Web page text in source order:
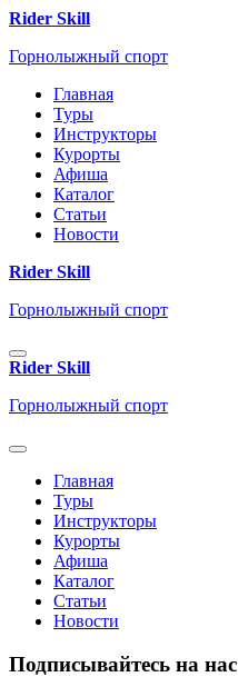
Rider Skill
Горнолыжный спорт
Главная
Туры
Инструкторы
Курорты
Афиша
Каталог
Статьи
Новости
Rider Skill
Горнолыжный спорт
Rider Skill
Горнолыжный спорт
Главная
Туры
Инструкторы
Курорты
Афиша
Каталог
Статьи
Новости
Подписывайтесь на нас